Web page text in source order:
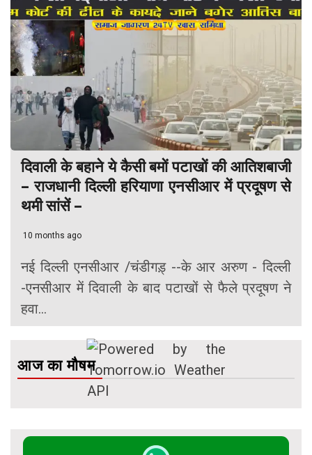
दिवाली के बहाने ये कैसी बमों पटाखों की आतिशबाजी
– राजधानी दिल्ली हरियाणा एनसीआर में प्रदूषण से
थमी सांसें –
10 months ago
नई दिल्ली एनसीआर /चंडीगड़् --के आर अरुण - दिल्ली
-एनसीआर में दिवाली के बाद पटाखों से फैले प्रदूषण ने
हवा...
आज का मौषम